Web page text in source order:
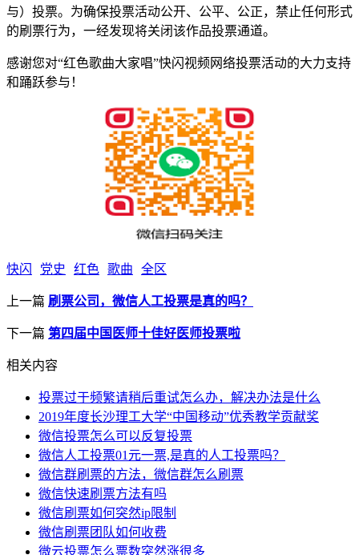
与）投票。为确保投票活动公开、公平、公正，禁止任何形式
的刷票行为，一经发现将关闭该作品投票通道。
感谢您对“红色歌曲大家唱”快闪视频网络投票活动的大力支持
和踊跃参与！
快闪 党史 红色 歌曲 全区
上一篇 刷票公司，微信人工投票是真的吗？
下一篇 第四届中国医师十佳好医师投票啦
相关内容
投票过于频繁请稍后重试怎么办，解决办法是什么
2019年度长沙理工大学“中国移动”优秀教学贡献奖
微信投票怎么可以反复投票
微信人工投票01元一票,是真的人工投票吗？
微信群刷票的方法，微信群怎么刷票
微信快速刷票方法有吗
微信刷票如何突然ip限制
微信刷票团队如何收费
微云投票怎么票数突然涨很多